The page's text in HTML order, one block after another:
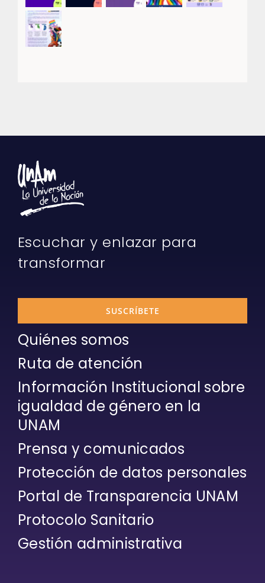
Escuchar y enlazar para
transformar
SUSCRÍBETE
Quiénes somos
Ruta de atención
Información Institucional sobre
igualdad de género en la
UNAM
Prensa y comunicados
Protección de datos personales
Portal de Transparencia UNAM
Protocolo Sanitario
Gestión administrativa